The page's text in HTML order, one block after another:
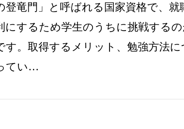
登竜門」と呼ばれる国家資格で、就
にするため学生のうちに挑戦する
す。取得するメリット、勉強方法
てい…